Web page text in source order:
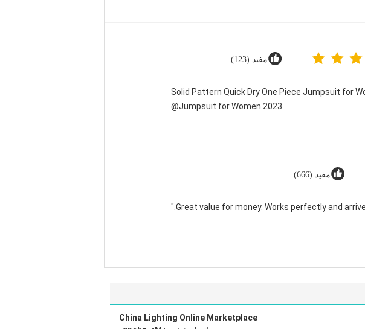
مفيد (123)
Solid Pattern Quick Dry One Piece Jumpsuit for
Jumpsuit for Women 2023@
مفيد (666)
China Lighting Online Marketplace